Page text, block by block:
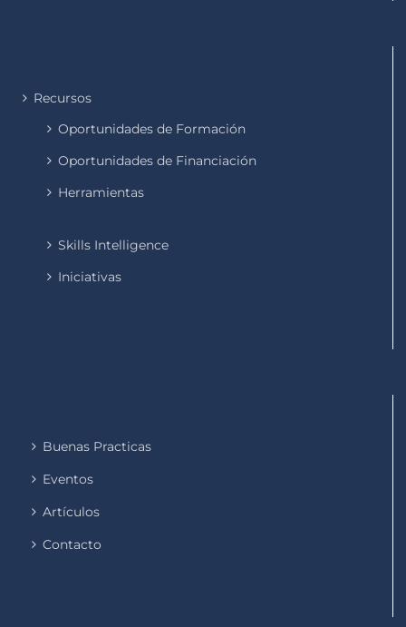
Recursos
Oportunidades de Formación
Oportunidades de Financiación
Herramientas
Skills Intelligence
Iniciativas
Buenas Practicas
Eventos
Artículos
Contacto